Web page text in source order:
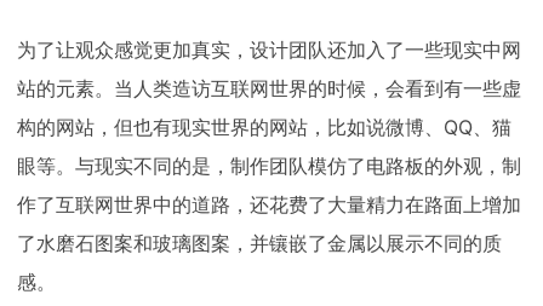
为了让观众感觉更加真实，设计团队还加入了一些现实中网
站的元素。当人类造访互联网世界的时候，会看到有一些虚
构的网站，但也有现实世界的网站，比如说微博、QQ、猫
眼等。与现实不同的是，制作团队模仿了电路板的外观，制
作了互联网世界中的道路，还花费了大量精力在路面上增加
了水磨石图案和玻璃图案，并镶嵌了金属以展示不同的质
感。